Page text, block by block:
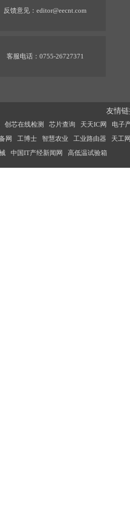
反馈意见： editor@eecnt.com
客服电话：0755-26727371
友情
创芯在线检测 芯片查询 天天IC网
电子
网 工博士 智慧农业 工业路由器
天工
中国IT产经新闻网 高低温试验箱